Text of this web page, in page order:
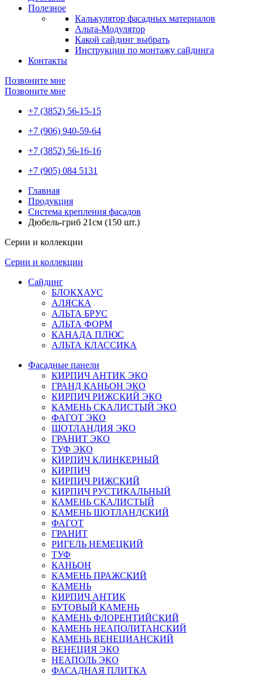
Полезное
Калькулятор фасадных материалов
Альта-Модулятор
Какой сайдинг выбрать
Инструкции по монтажу сайдинга
Контакты
Позвоните мне
Позвоните мне
+7 (3852) 56-15-15
+7 (906) 940-59-64
+7 (3852) 56-16-16
+7 (905) 084 5131
Главная
Продукция
Система крепления фасадов
Дюбель-гриб 21см (150 шт.)
Серии и коллекции
Серии и коллекции
Сайдинг
БЛОКХАУС
АЛЯСКА
АЛЬТА БРУС
АЛЬТА ФОРМ
КАНАДА ПЛЮС
АЛЬТА КЛАССИКА
Фасадные панели
КИРПИЧ АНТИК ЭКО
ГРАНД КАНЬОН ЭКО
КИРПИЧ РИЖСКИЙ ЭКО
КАМЕНЬ СКАЛИСТЫЙ ЭКО
ФАГОТ ЭКО
ШОТЛАНДИЯ ЭКО
ГРАНИТ ЭКО
ТУФ ЭКО
КИРПИЧ КЛИНКЕРНЫЙ
КИРПИЧ
КИРПИЧ РИЖСКИЙ
КИРПИЧ РУСТИКАЛЬНЫЙ
КАМЕНЬ СКАЛИСТЫЙ
КАМЕНЬ ШОТЛАНДСКИЙ
ФАГОТ
ГРАНИТ
РИГЕЛЬ НЕМЕЦКИЙ
ТУФ
КАНЬОН
КАМЕНЬ ПРАЖСКИЙ
КАМЕНЬ
КИРПИЧ АНТИК
БУТОВЫЙ КАМЕНЬ
КАМЕНЬ ФЛОРЕНТИЙСКИЙ
КАМЕНЬ НЕАПОЛИТАНСКИЙ
КАМЕНЬ ВЕНЕЦИАНСКИЙ
ВЕНЕЦИЯ ЭКО
НЕАПОЛЬ ЭКО
ФАСАДНАЯ ПЛИТКА